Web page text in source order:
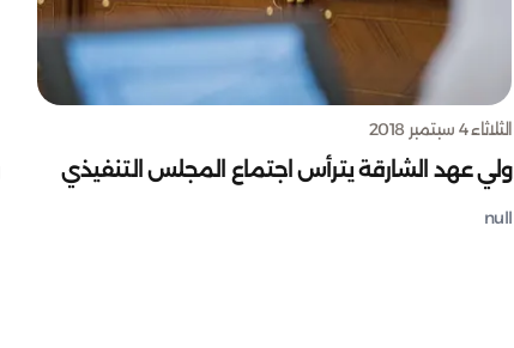
الثلاثاء 4 سبتمبر 2018
ولي عهد الشارقة يترأس اجتماع المجلس التنفيذي
null